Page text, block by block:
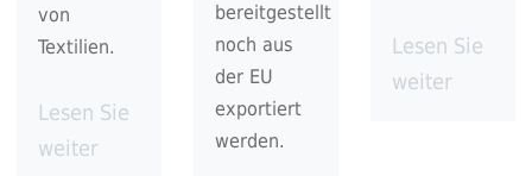
von
Textilien.
Lesen Sie
weiter
bereitgestellt
noch aus
der EU
exportiert
werden.
Lesen Sie
weiter